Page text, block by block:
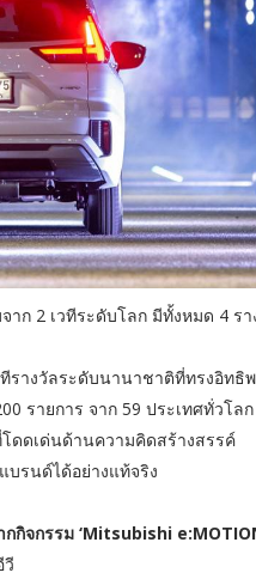
ก 2 เวทีระดับโลก มีทั้งหมด 4 ร
รางวัลระดับนานาชาติที่ทรงอิทธิ
รายการ จาก 59 ประเทศทั่วโล
ดดเด่นด้านความคิดสร้างสรรค์
รนด์ได้อย่างแท้จริง
จกรรม ‘Mitsubishi